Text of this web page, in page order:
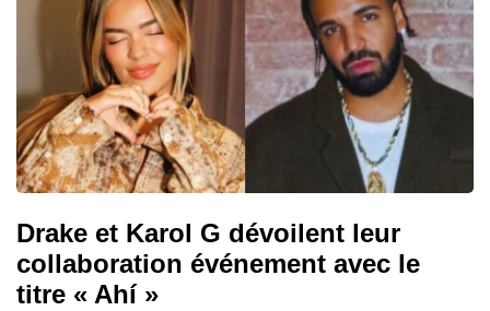
Drake et Karol G dévoilent leur
collaboration événement avec le
titre « Ahí »